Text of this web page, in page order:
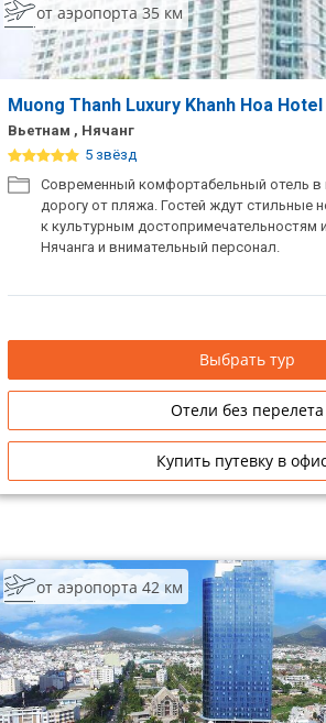
от аэропорта 35 км
Muong Thanh Luxury Khanh Hoa Hotel
Вьетнам , Нячанг
5 звёзд
Современный комфортабельный отель в
дорогу от пляжа. Гостей ждут стильные
к культурным достопримечательностям
Нячанга и внимательный персонал.
Выбрать тур
Отели без перелета
Купить путевку в
от аэропорта 42 км